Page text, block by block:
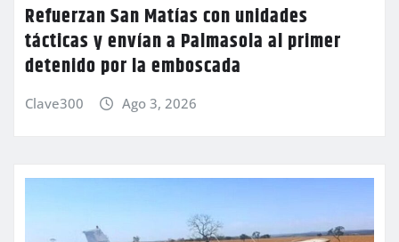
Refuerzan San Matías con unidades
tácticas y envían a Palmasola al primer
detenido por la emboscada
Clave300 Ago 3, 2026